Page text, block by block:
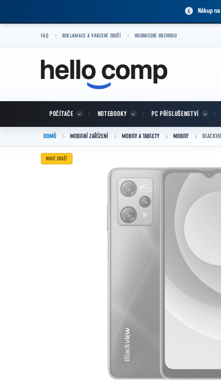
Nákup
FAQ REKLAMACE A VRÁCENÍ ZBOŽÍ HODNOCENÍ OBCHODU
POČÍTAČE NOTEBOOKY PC PŘÍSLUŠENSTVÍ
DOMŮ MOBILNÍ ZAŘÍZENÍ MOBILY A TABLETY MOBILY
NOVÉ ZBOŽÍ